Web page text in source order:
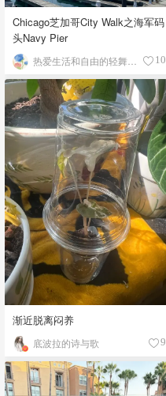
Chicago芝加哥City Walk之海军码
头Navy Pier
10
渐近脱离闷养
底波拉的诗与歌 9